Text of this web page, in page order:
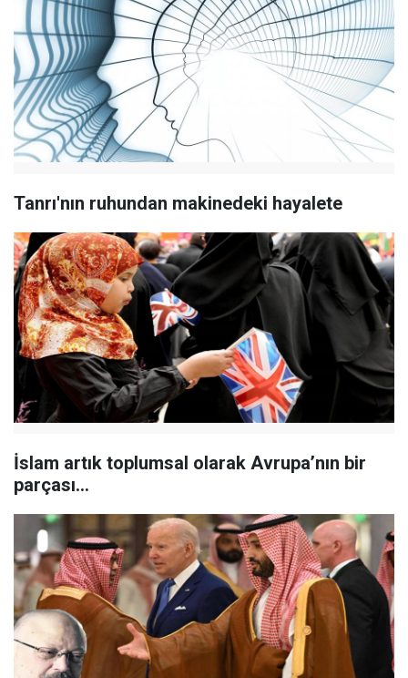
Tanrı'nın ruhundan makinedeki hayalete
İslam artık toplumsal olarak Avrupa’nın bir
parçası...